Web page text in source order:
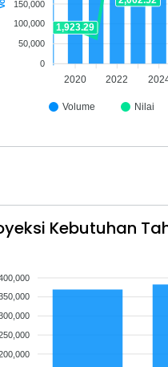
Volume Nilai
150,000
100,000
50,000
0
1,923.29
2020 2022
Kebutuhan